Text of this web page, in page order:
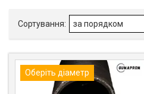
Оберіть діаметр